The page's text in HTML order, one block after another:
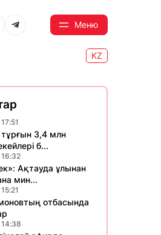
Меню
KZ
17:51
3,4 млн
б...
16:32
Ақтауда ұлынан
мин...
15:21
отбасында
14:38